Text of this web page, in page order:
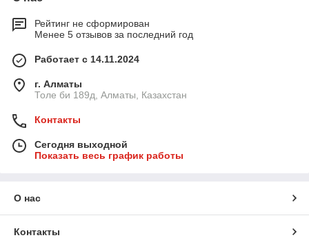
Рейтинг не сформирован
Менее 5 отзывов за последний год
Работает с 14.11.2024
г. Алматы
Толе би 189д, Алматы, Казахстан
Контакты
Сегодня выходной
Показать весь график работы
О нас
Контакты